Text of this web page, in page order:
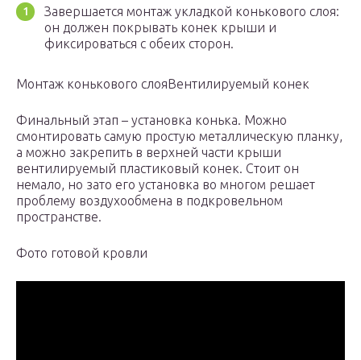
Завершается монтаж укладкой конькового слоя:
он должен покрывать конек крыши и
фиксироваться с обеих сторон.
Монтаж конькового слояВентилируемый конек
Финальный этап – установка конька. Можно
смонтировать самую простую металлическую планку,
а можно закрепить в верхней части крыши
вентилируемый пластиковый конек. Стоит он
немало, но зато его установка во многом решает
проблему воздухообмена в подкровельном
пространстве.
Фото готовой кровли